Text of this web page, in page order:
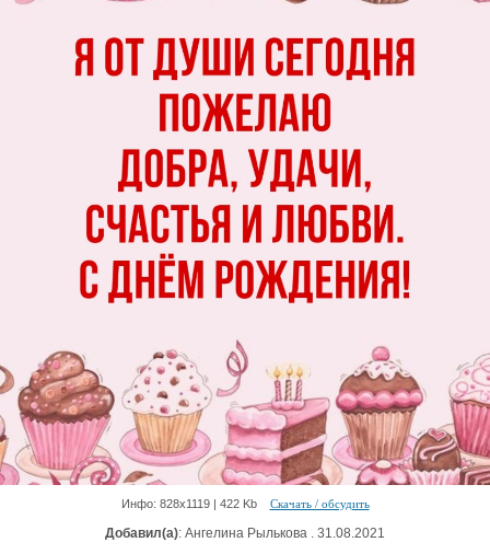
Инфо: 828х1119 | 422 Kb Скачать / обсудить
Добавил(а): Ангелина Рылькова . 31.08.2021